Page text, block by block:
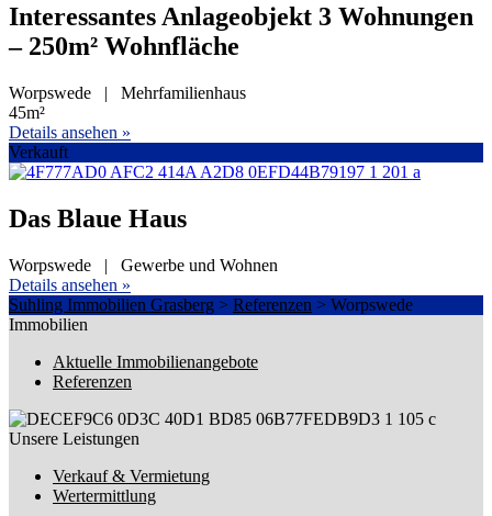
Interessantes Anlageobjekt 3 Wohnungen
– 250m² Wohnfläche
Worpswede | Mehrfamilienhaus
45m²
Details ansehen »
Verkauft
Das Blaue Haus
Worpswede | Gewerbe und Wohnen
Details ansehen »
Suhling Immobilien Grasberg > Referenzen > Worpswede
Immobilien
Aktuelle Immobilienangebote
Referenzen
Unsere Leistungen
Verkauf & Vermietung
Wertermittlung